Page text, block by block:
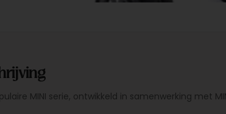
MINI serie, ontwikkeld in samenwerking met